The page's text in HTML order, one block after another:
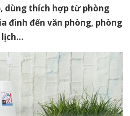
dùng thích hợp từ phòng
đình đến văn phòng, phòng
lịch…